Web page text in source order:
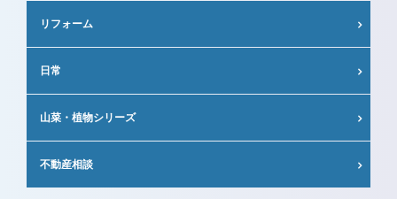
リフォーム
日常
山菜・植物シリーズ
不動産相談